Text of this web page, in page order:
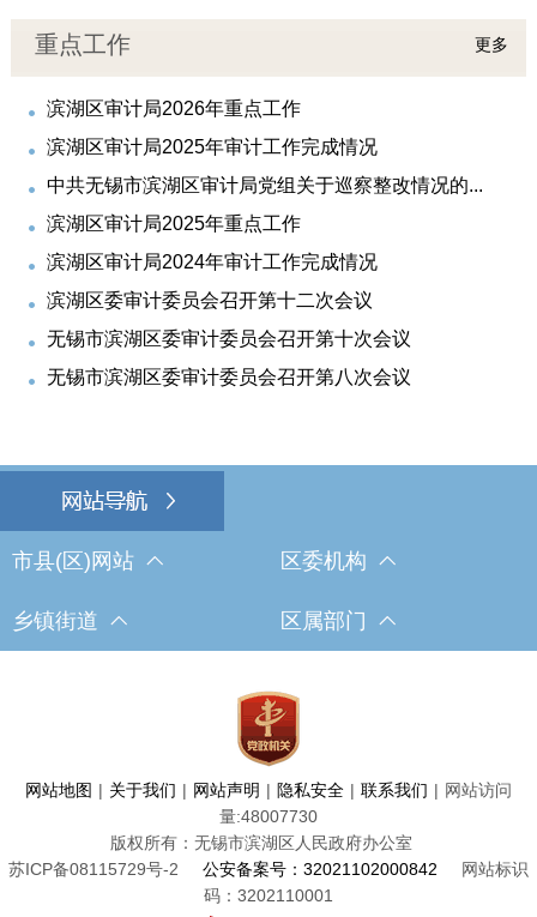
重点工作 更多
滨湖区审计局2026年重点工作
滨湖区审计局2025年审计工作完成情况
中共无锡市滨湖区审计局党组关于巡察整改情况的...
滨湖区审计局2025年重点工作
滨湖区审计局2024年审计工作完成情况
滨湖区委审计委员会召开第十二次会议
无锡市滨湖区委审计委员会召开第十次会议
无锡市滨湖区委审计委员会召开第八次会议
市县(区)网站 区委机构
乡镇街道 区属部门
网站地图 | 关于我们 | 网站声明 | 隐私安全 | 联系我们 | 网站访问
量:48007730
版权所有：无锡市滨湖区人民政府办公室
苏ICP备08115729号-2
公安备案号：32021102000842
网站标识
码：3202110001